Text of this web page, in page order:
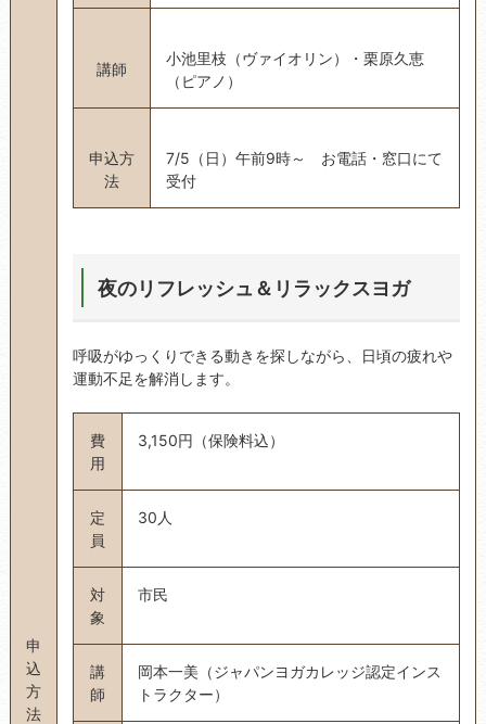
申
込
方
法
講師
小池里枝（ヴァイオリン）・栗原久恵
（ピアノ）
申込方
法
7/5（日）午前9時～ お電話・窓口にて
受付
夜のリフレッシュ＆リラックスヨガ
呼吸がゆっくりできる動きを探しながら、日頃の疲れや
運動不足を解消します。
費
用
3,150円（保険料込）
定
員
30人
対
象
市民
講
師
岡本一美（ジャパンヨガカレッジ認定インス
トラクター）